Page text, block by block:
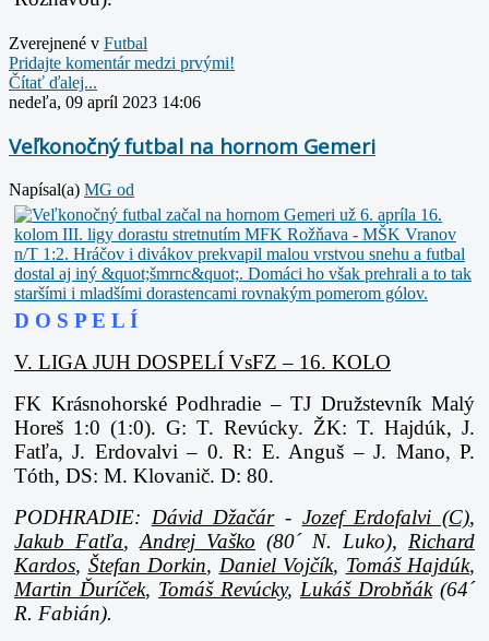
Zverejnené v Futbal
Pridajte komentár medzi prvými!
Čítať ďalej...
nedeľa, 09 apríl 2023 14:06
Veľkonočný futbal na hornom Gemeri
Napísal(a) MG od
D O S P E L Í
V. LIGA JUH DOSPELÍ VsFZ – 16. KOLO
FK Krásnohorské Podhradie – TJ Družstevník Malý
Horeš 1:0 (1:0). G: T. Revúcky. ŽK: T. Hajdúk, J.
Fatľa, J. Erdovalvi – 0. R: E. Anguš – J. Mano, P.
Tóth, DS: M. Klovanič. D: 80.
PODHRADIE: Dávid Džačár- Jozef Erdofalvi (C),
Jakub Fatľa, Andrej Vaško (80´ N. Luko), Richard
Kardos, Štefan Dorkin, Daniel Vojčík, Tomáš Hajdúk,
Martin Ďuríček, Tomáš Revúcky, Lukáš Drobňák(64´
R. Fabián).